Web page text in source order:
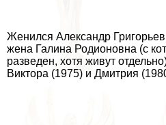
Женился Александр
жена Галина Родионовна (с
разведен, хотя живут
Виктора (1975) и Дмитрия